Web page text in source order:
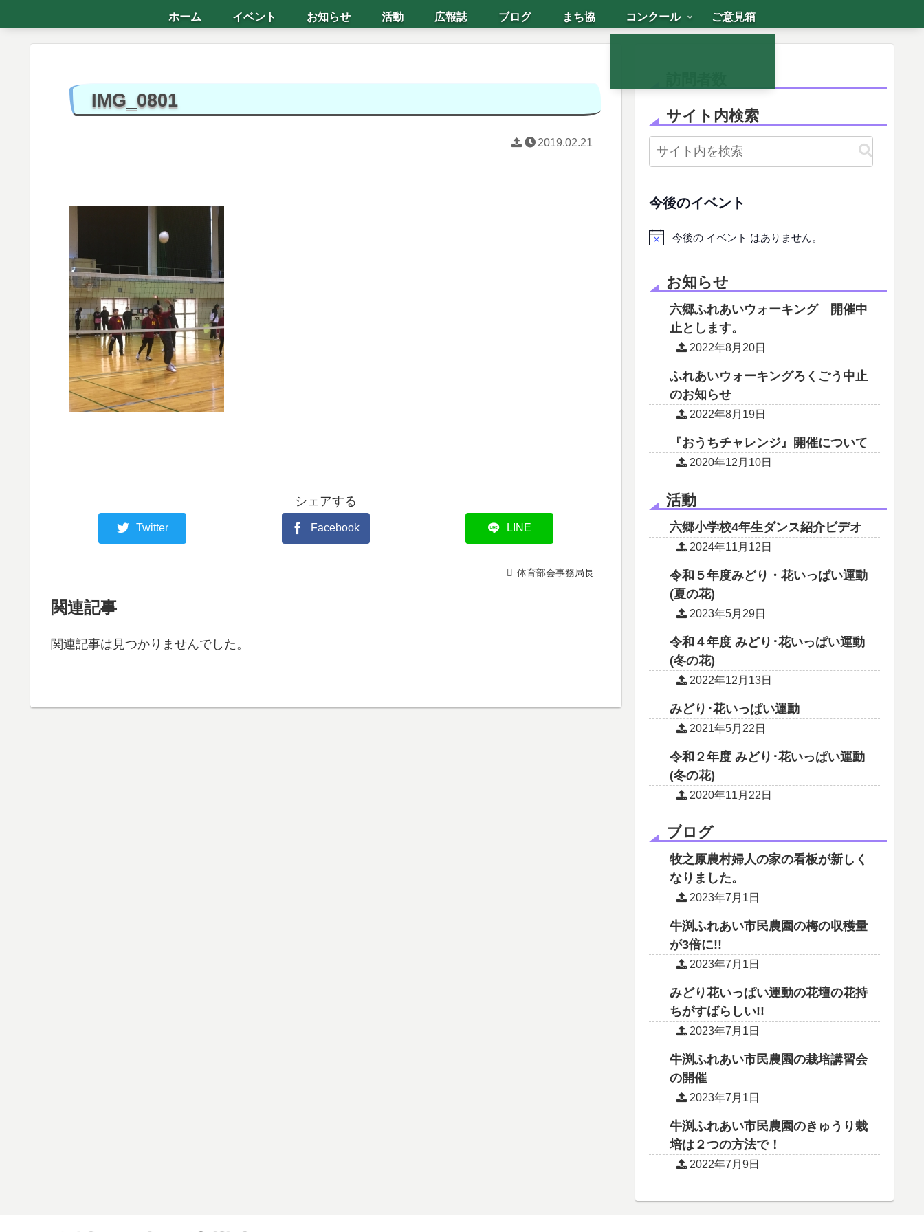
ホーム イベント お知らせ 活動 広報誌 ブログ まち協 コンクール ご意見箱
IMG_0801
2019.02.21
シェアする
Twitter Facebook LINE
体育部会事務局長
関連記事
関連記事は見つかりませんでした。
サイト内検索
今後のイベント
今後の イベント はありません。
お知らせ
六郷ふれあいウォーキング 開催中
止とします。
2022年8月20日
ふれあいウォーキングろくごう中止
のお知らせ
2022年8月19日
『おうちチャレンジ』開催について
2020年12月10日
活動
六郷小学校4年生ダンス紹介ビデオ
2024年11月12日
令和５年度みどり・花いっぱい運動
(夏の花)
2023年5月29日
令和４年度 みどり･花いっぱい運動
(冬の花)
2022年12月13日
みどり･花いっぱい運動
2021年5月22日
令和２年度 みどり･花いっぱい運動
(冬の花)
2020年11月22日
ブログ
牧之原農村婦人の家の看板が新しく
なりました。
2023年7月1日
牛渕ふれあい市民農園の梅の収穫量
が3倍に!!
2023年7月1日
みどり花いっぱい運動の花壇の花持
ちがすばらしい!!
2023年7月1日
牛渕ふれあい市民農園の栽培講習会
の開催
2023年7月1日
牛渕ふれあい市民農園のきゅうり栽
培は２つの方法で！
2022年7月9日